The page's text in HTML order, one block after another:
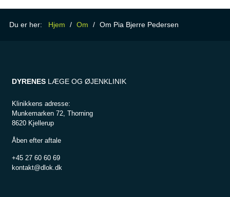
Du er her: Hjem / Om / Om Pia Bjerre Pedersen
DYRENES LÆGE OG ØJENKLINIK
Klinikkens adresse:
Munkemarken 72, Thorning
8620 Kjellerup
Åben efter aftale
+45 27 60 60 69
kontakt@dlok.dk